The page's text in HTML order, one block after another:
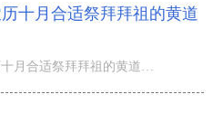
十月合适祭拜拜祖的黄道
2020庚子年农历十月合适祭拜拜祖的黄道吉日一览！十月玉兰显小亮，又被称为阳月。要想掌握农历十月生活的凶